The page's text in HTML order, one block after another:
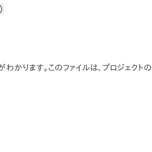
ります。このファイルは、プロジェクトの